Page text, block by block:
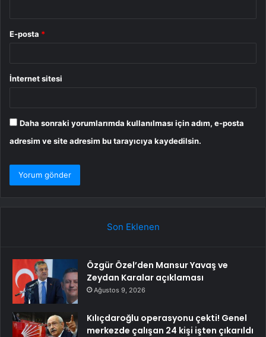
E-posta *
İnternet sitesi
Daha sonraki yorumlarımda kullanılması için adım, e-posta
adresim ve site adresim bu tarayıcıya kaydedilsin.
Son Eklenen
Özgür Özel’den Mansur Yavaş ve
Zeydan Karalar açıklaması
Ağustos 9, 2026
Kılıçdaroğlu operasyonu çekti! Genel
merkezde çalışan 24 kişi işten çıkarıldı